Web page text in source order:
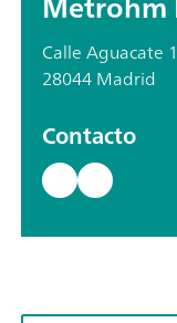
Calle Aguacate
28044 Madrid
Contacto